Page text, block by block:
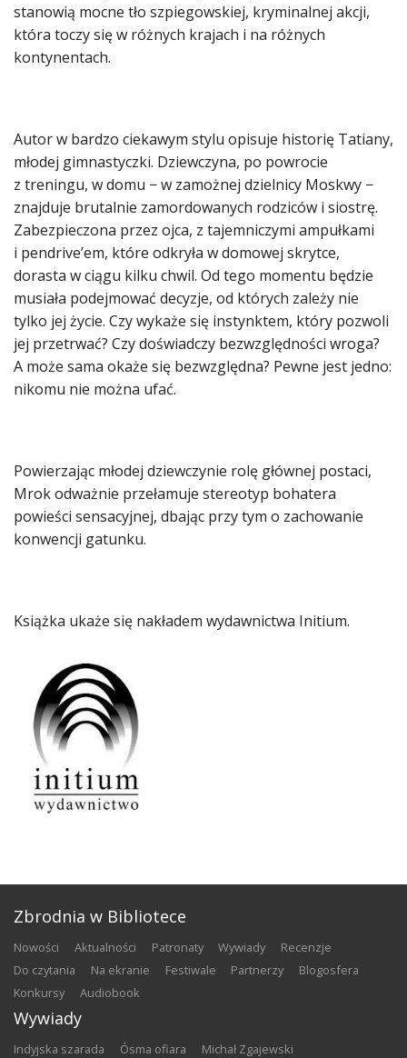
stanowią mocne tło szpiegowskiej, kryminalnej akcji,
która toczy się w różnych krajach i na różnych
kontynentach.
Autor w bardzo ciekawym stylu opisuje historię Tatiany,
młodej gimnastyczki. Dziewczyna, po powrocie
z treningu, w domu − w zamożnej dzielnicy Moskwy −
znajduje brutalnie zamordowanych rodziców i siostrę.
Zabezpieczona przez ojca, z tajemniczymi ampułkami
i pendrive’em, które odkryła w domowej skrytce,
dorasta w ciągu kilku chwil. Od tego momentu będzie
musiała podejmować decyzje, od których zależy nie
tylko jej życie. Czy wykaże się instynktem, który pozwoli
jej przetrwać? Czy doświadczy bezwzględności wroga?
A może sama okaże się bezwzględna? Pewne jest jedno:
nikomu nie można ufać.
Powierzając młodej dziewczynie rolę głównej postaci,
Mrok odważnie przełamuje stereotyp bohatera
powieści sensacyjnej, dbając przy tym o zachowanie
konwencji gatunku.
Książka ukaże się nakładem wydawnictwa Initium.
Zbrodnia w Bibliotece
nowości aktualności patronaty wywiady
recenzje
do czytania
na ekranie festiwale partnerzy
blogosfera
konkursy
audiobook
Wywiady
Indyjska szarada Ósma ofiara Michał Zgajewski